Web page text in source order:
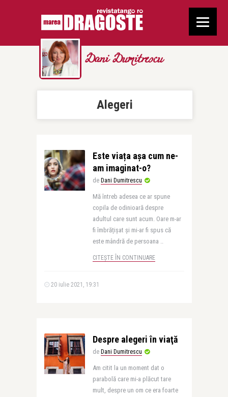
Dani Dumitrescu
Alegeri
Este viața așa cum ne-
am imaginat-o?
de Dani Dumitrescu
Mă întreb adesea ce ar spune
copila de odinioară despre
adultul care sunt acum. Oare m-ar
fi îmbrățișat și mi-ar fi spus că
este mândră de persoana ..
CITEȘTE ÎN CONTINUARE
20 iulie 2021, 19:31
Despre alegeri în viaţă
de Dani Dumitrescu
Am citit la un moment dat o
parabolă care mi-a plăcut tare
mult, despre un om ce era foarte